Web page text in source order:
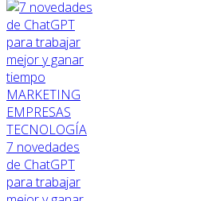
MARKETING
EMPRESAS
TECNOLOGÍA
7 novedades
de ChatGPT
para trabajar